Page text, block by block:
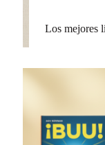
Los mejores